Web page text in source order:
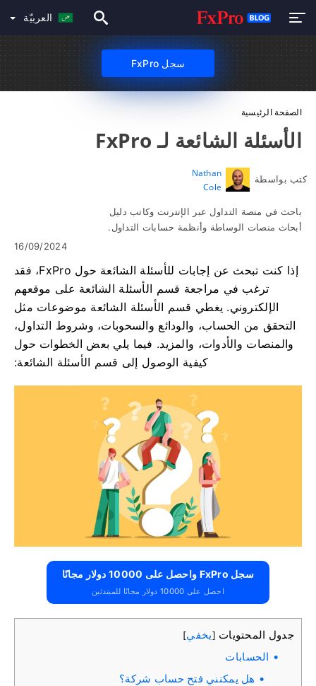
العربيّة
سجل FxPro
الصفحة الرئيسية
الأسئلة الشائعة لـ FxPro
كتب بواسطة
Nathan
Cole
باحث في منصة التداول عبر الإنترنت وكاتب دليل
أبحاث منصات الوساطة وأنظمة حسابات التداول.
16/09/2024
إذا كنت تبحث عن إجابات للأسئلة الشائعة حول FxPro، فقد
ترغب في مراجعة قسم الأسئلة الشائعة على موقعهم
الإلكتروني. يغطي قسم الأسئلة الشائعة موضوعات مثل
التحقق من الحساب، والودائع والسحوبات، وشروط التداول،
والمنصات والأدوات، والمزيد. فيما يلي بعض الخطوات حول
كيفية الوصول إلى قسم الأسئلة الشائعة:
سجل FxPro واحصل على 10000 دولار مجانًا
احصل على 10000 دولار مجانًا للمبتدئين
جدول المحتويات [يخفي]
الحسابات
هل يمكنني فتح حساب شركة؟